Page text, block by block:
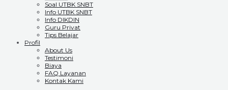
Soal UTBK SNBT
Info UTBK SNBT
Info DIKDIN
Guru Privat
Tips Belajar
Profil
About Us
Testimoni
Biaya
FAQ Layanan
Kontak Kami